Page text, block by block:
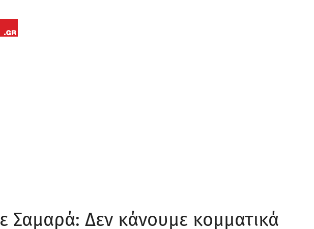
Σαμαρά: Δεν κάνουμε κομματικά